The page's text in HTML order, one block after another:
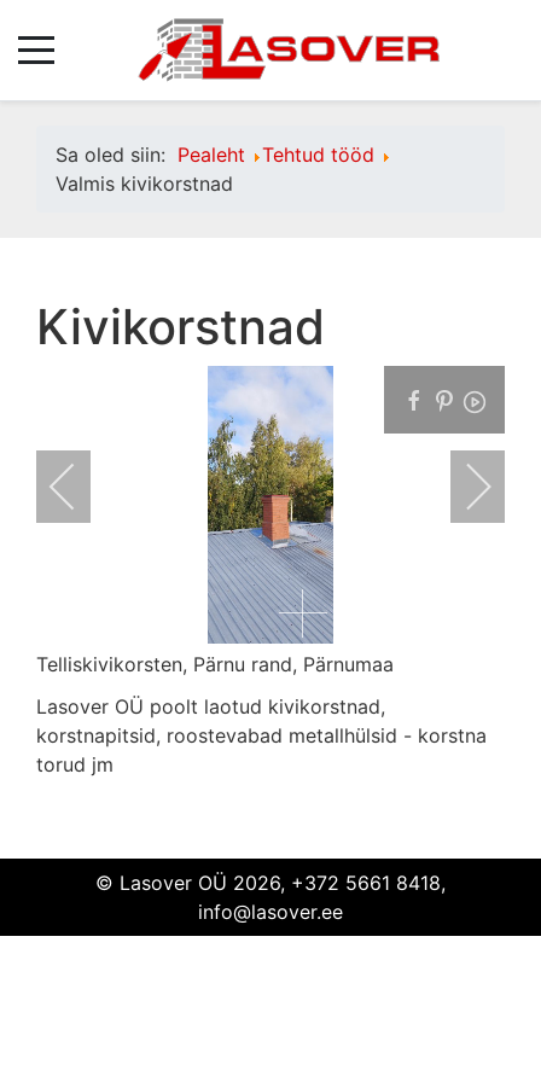
Sa oled siin: Pealeht
Tehtud tööd
Valmis kivikorstnad
Kivikorstnad
Telliskivikorsten, Pärnu rand, Pärnumaa
Telliskivikorsten Pärnu rand Pärnumaa
Lasover OÜ poolt laotud kivikorstnad,
korstnapitsid, roostevabad metallhülsid - korstna
torud jm
© Lasover OÜ 2026, +372 5661 8418,
info@lasover.ee